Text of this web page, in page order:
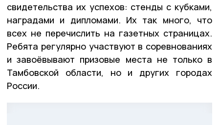
свидетельства их успехов: стенды с кубками,
наградами и дипломами. Их так много, что
всех не перечислить на газетных страницах.
Ребята регулярно участвуют в соревнованиях
и завоёвывают призовые места не только в
Тамбовской области, но и других городах
России.